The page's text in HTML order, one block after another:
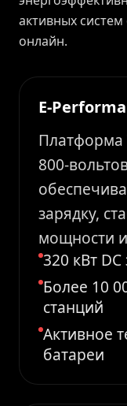
активных
онлайн.
E-
Платформа
800-
зарядку,
мощности
320 кВт DC
Более 10
станций
Активное
батареи